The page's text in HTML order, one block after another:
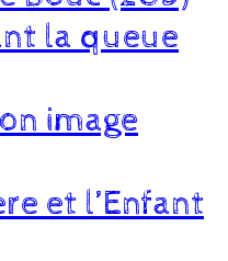
la queue
image
et l’Enfant